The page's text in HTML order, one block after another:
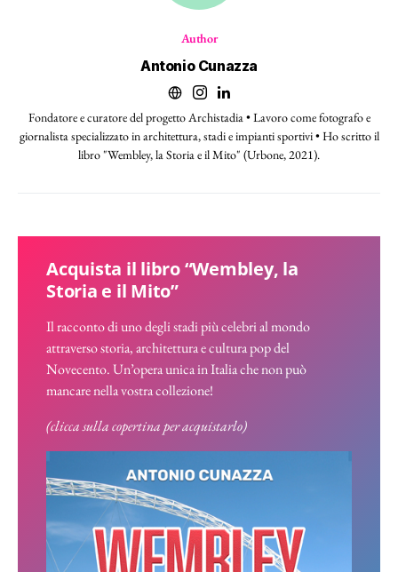
Author
Antonio Cunazza
Fondatore e curatore del progetto Archistadia • Lavoro come fotografo e
giornalista specializzato in architettura, stadi e impianti sportivi • Ho scritto il
libro "Wembley, la Storia e il Mito" (Urbone, 2021).
Acquista il libro “Wembley, la
Storia e il Mito”
Il racconto di uno degli stadi più celebri al mondo
attraverso storia, architettura e cultura pop del
Novecento. Un’opera unica in Italia che non può
mancare nella vostra collezione!
(clicca sulla copertina per acquistarlo)